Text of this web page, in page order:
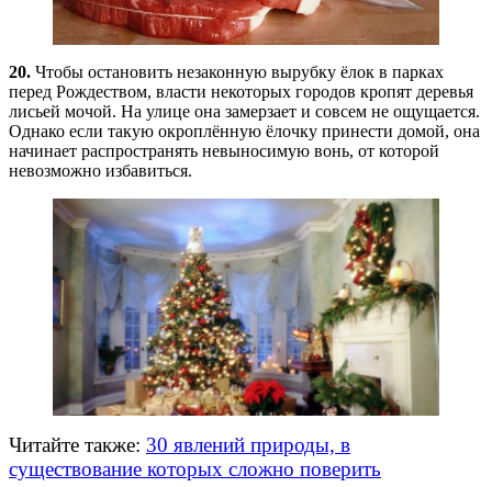
20. Чтобы остановить незаконную вырубку ёлок в парках
перед Рождеством, власти некоторых городов кропят деревья
лисьей мочой. На улице она замерзает и совсем не ощущается.
Однако если такую окроплённую ёлочку принести домой, она
начинает распространять невыносимую вонь, от которой
невозможно избавиться.
Читайте также: 30 явлений природы, в
существование которых сложно поверить